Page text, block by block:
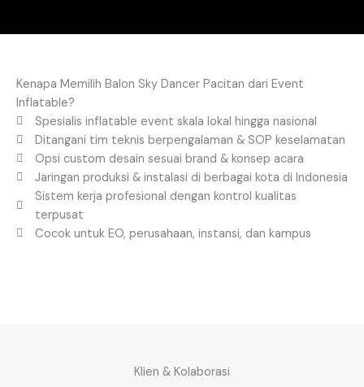
Kenapa Memilih Balon Sky Dancer Pacitan dari Event
Inflatable?
Spesialis inflatable event skala lokal hingga nasional
Ditangani tim teknis berpengalaman & SOP keselamatan
Opsi custom desain sesuai brand & konsep acara
Jaringan produksi & instalasi di berbagai kota di Indonesia
Sistem kerja profesional dengan kontrol kualitas
terpusat
Cocok untuk EO, perusahaan, instansi, dan kampus
Klien & Kolaborasi